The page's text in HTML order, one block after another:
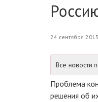
24 сентября
Все новости
Проблема
решения об